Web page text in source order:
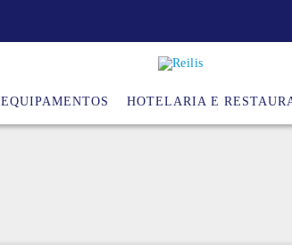
EQUIPAMENTOS HOTELARIA E